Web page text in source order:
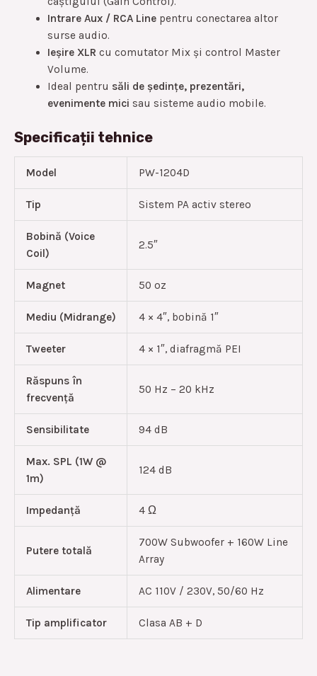
Intrare Aux / RCA Linepentru conectarea altor
surse audio.
Ieșire XLR cu comutator Mix și control Master
Volume.
Ideal pentru săli de ședințe, prezentări,
evenimente mici sau sisteme audio mobile.
Specificații tehnice
Model PW-1204D
Tip Sistem PA activ stereo
Bobină (Voice
Coil)
2.5″
Magnet 50 oz
Mediu (Midrange) 4 × 4″, bobină 1″
Tweeter 4 × 1″, diafragmă PEI
Răspuns în
frecvență
50 Hz – 20 kHz
Sensibilitate 94 dB
Max. SPL (1W @
1m)
124 dB
Impedanță 4 Ω
Putere totală
700W Subwoofer + 160W Line
Array
Alimentare AC 110V / 230V, 50/60 Hz
Tip amplificator Clasa AB + D